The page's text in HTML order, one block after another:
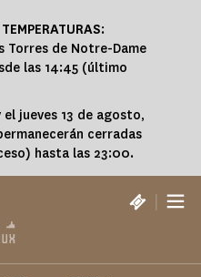
:
Torres de Notre-Dame
las 14:45 (último
jueves 13 de agosto,
cerradas
hasta las 23:00.
|